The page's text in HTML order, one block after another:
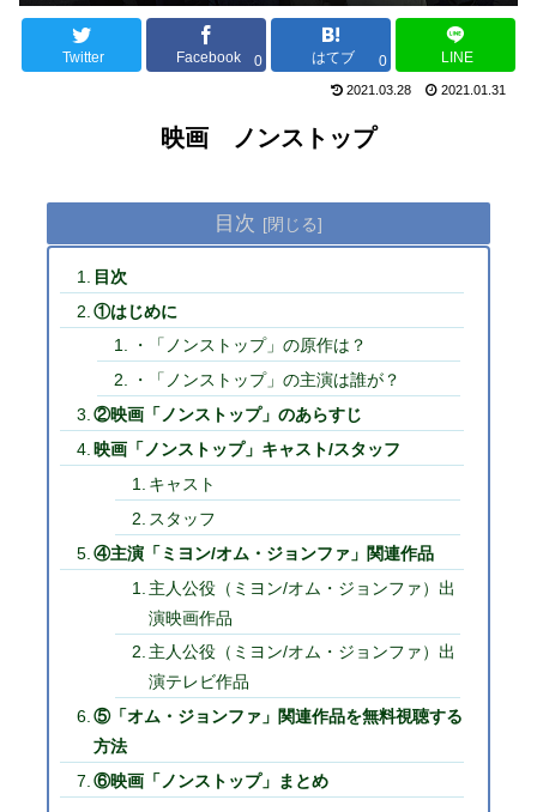
Twitter Facebook 0 はてブ 0 LINE
2021.03.28 2021.01.31
映画 ノンストップ
目次
目次
①はじめに
・「ノンストップ」の原作は？
・「ノンストップ」の主演は誰が？
②映画「ノンストップ」のあらすじ
映画「ノンストップ」キャスト/スタッフ
キャスト
スタッフ
④主演「ミヨン/オム・ジョンファ」関連作品
主人公役（ミヨン/オム・ジョンファ）出
演映画作品
主人公役（ミヨン/オム・ジョンファ）出
演テレビ作品
⑤「オム・ジョンファ」関連作品を無料視聴する
方法
⑥映画「ノンストップ」まとめ